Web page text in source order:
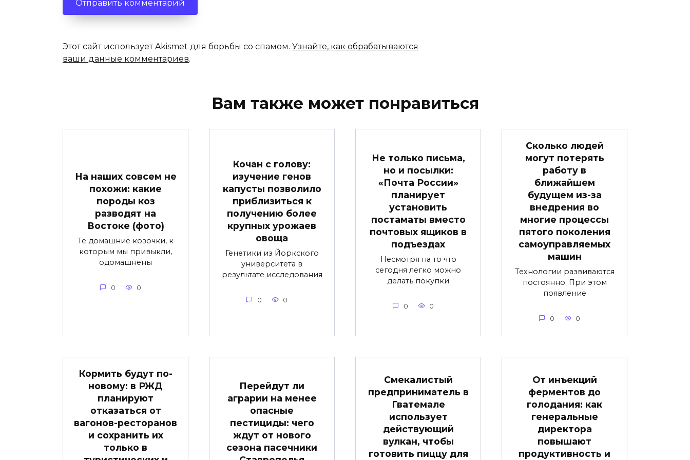
Этот сайт использует Akismet для борьбы со спамом. Узнайте, как обрабатываются
ваши данные комментариев.
Вам также может понравиться
На наших совсем не
похожи: какие
породы коз
разводят на
Востоке (фото)
Те домашние козочки, к
которым мы привыкли,
одомашнены
0 0
Кочан с голову:
изучение генов
капусты позволило
приблизиться к
получению более
крупных урожаев
овоща
Генетики из Йоркского
университета в
результате исследования
0 0
Не только письма,
но и посылки:
«Почта России»
планирует
установить
постаматы вместо
почтовых ящиков в
подъездах
Несмотря на то что
сегодня легко можно
делать покупки
0 0
Сколько людей
могут потерять
работу в
ближайшем
будущем из-за
внедрения во
многие процессы
пятого поколения
самоуправляемых
машин
Технологии развиваются
постоянно. При этом
появление
0 0
Кормить будут по-
новому: в РЖД
планируют
отказаться от
вагонов-ресторанов
и сохранить их
только в
Перейдут ли
аграрии на менее
опасные
пестициды: чего
ждут от нового
сезона пасечники
Смекалистый
предприниматель в
Гватемале
использует
действующий
вулкан, чтобы
готовить пиццу для
От инъекций
ферментов до
голодания: как
генеральные
директора
повышают
продуктивность и